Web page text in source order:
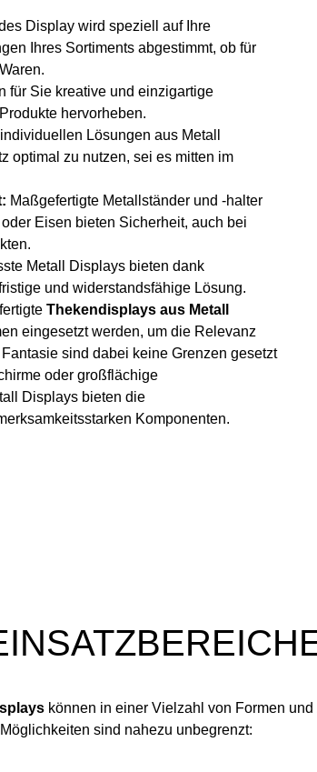
Display wird speziell auf Ihre
Ihres Sortiments abgestimmt, ob für
für Sie kreative und einzigartige
hervorheben.
Lösungen aus Metall
optimal zu nutzen, sei es mitten im
Maßgefertigte Metallständer und -halter
Eisen bieten Sicherheit, auch bei
Metall Displays bieten dank
und widerstandsfähige Lösung.
Thekendisplays aus Metall
eingesetzt werden, um die Relevanz
sind dabei keine Grenzen gesetzt
oder großflächige
Displays bieten die
Komponenten.
können in einer Vielzahl von Formen
sind nahezu unbegrenzt: